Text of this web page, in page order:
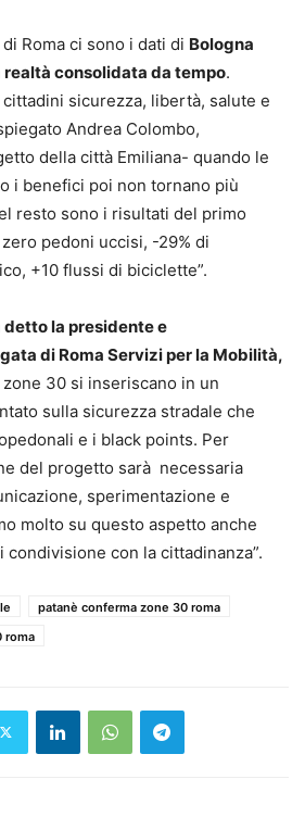
Roma ci sono i dati di Bologna
realtà consolidata da tempo.
sicurezza, libertà, salute e
Andrea Colombo,
della città Emiliana- quando le
i benefici poi non tornano più
resto sono i risultati del primo
pedoni uccisi, -29% di
+10 flussi di biciclette”.
detto la presidente e
di Roma Servizi per la Mobilità,
30 si inseriscano in un
sulla sicurezza stradale che
e i black points. Per
del progetto sarà necessaria
sperimentazione e
molto su questo aspetto anche
con la cittadinanza”.
patanè conferma zone 30 roma
roma